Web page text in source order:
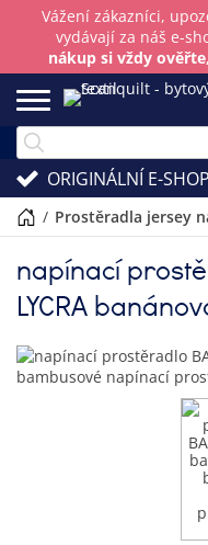
Vážení zákazníci,
vydávají za náš e-
nákup si vždy
ORIGINÁLNÍ E-SHOP
/ prostěradla jersey
napínací
LYCRA